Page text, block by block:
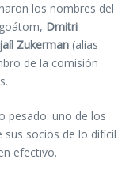
los nombres del
Dmitri
Zukerman (alias
de la comisión
pesado: uno de los
sus socios de lo difícil
efectivo.